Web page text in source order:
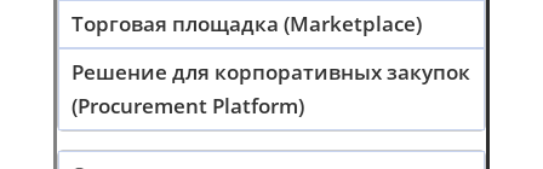
Торговая площадка (Marketplace)
Решение для корпоративных закупок
(Procurement Platform)